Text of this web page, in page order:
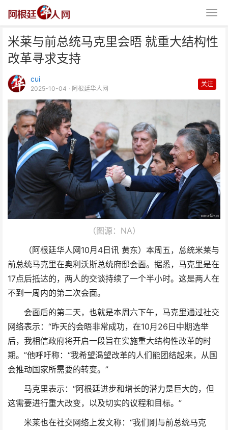
米莱与前总统马克里会晤 就重大结构性
改革寻求支持
cui
2025-10-04 · 阿根廷华人网
关注
（图源：NA）
（阿根廷华人网10月4日讯 黄东）本周五，总统米莱与
前总统马克里在奥利沃斯总统府邸会面。据悉，马克里是在
17点后抵达的，两人的交谈持续了一个半小时。这是两人在
不到一周内的第二次会面。
会面后的第二天，也就是本周六下午，马克里通过社交
网络表示：“昨天的会晤非常成功，在10月26日中期选举
后，我相信政府将开启一段旨在实施重大结构性改革的时
期。”他呼吁称：“我希望渴望改革的人们能团结起来，从国
会推动国家所需要的转变。”
马克里表示：“阿根廷进步和增长的潜力是巨大的，但
这需要进行重大改变，以及切实的议程和目标。”
米莱也在社交网络上发文称：“我们刚与前总统马克
米莱与前总统马克里会晤 就重大
结构性改革寻求支持